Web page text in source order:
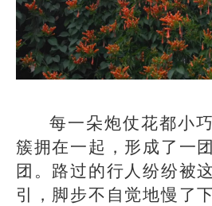
每一朵炮仗花都小
簇拥在一起，形成了一
团。路过的行人纷纷被
引，脚步不自觉地慢了